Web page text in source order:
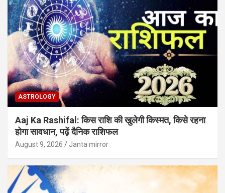
ASTROLOGY
Aaj Ka Rashifal: किस राशि की खुलेगी किस्मत, किसे रहना
होगा सावधान, पढ़ें दैनिक राशिफल
August 9, 2026 Janta mirror